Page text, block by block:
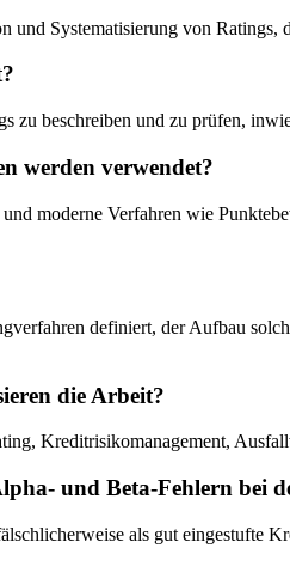
und Systematisierung von
zu beschreiben und zu prüfen,
werden verwendet?
moderne Verfahren wie
definiert, der Aufbau
die Arbeit?
Kreditrisikomanagement,
und Beta-Fehlern bei
als gut eingestufte